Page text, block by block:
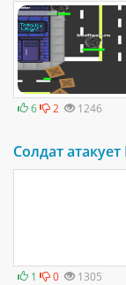
6 2 1246
Солдат
1 0 1305